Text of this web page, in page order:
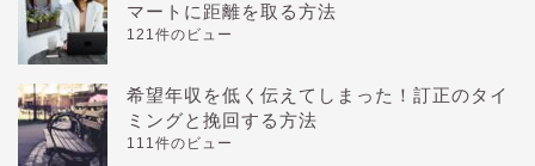
マートに距離を取る方法
121件のビュー
希望年収を低く伝えてしまった！訂正のタイ
ミングと挽回する方法
111件のビュー